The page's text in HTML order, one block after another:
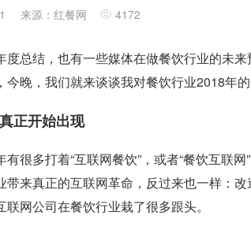
来源：红餐网 4172
总结，也有一些媒体在做餐饮行业的未
晚，我们就来谈谈我对餐饮行业2018年的
正开始出现
很多打着“互联网餐饮”，或者“餐饮互联
来真正的互联网革命，反过来也一样：
网公司在餐饮行业栽了很多跟头。